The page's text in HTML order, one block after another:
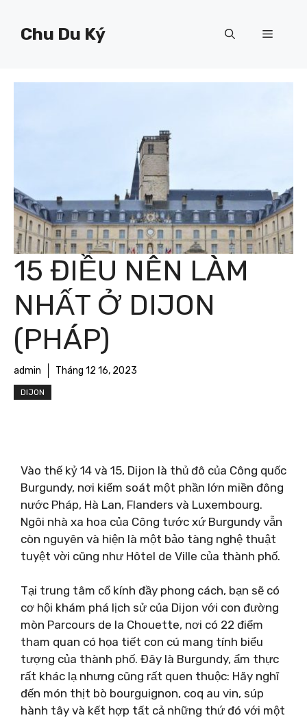
Chu Du Ký Menu
15 ĐIỀU NÊN LÀM
NHẤT Ở DIJON
(PHÁP)
admin Tháng 12 16, 2023
DIJON
Vào thế kỷ 14 và 15, Dijon là thủ đô của Công quốc
Burgundy, nơi kiểm soát một phần lớn miền đông
nước Pháp, Hà Lan, Flanders và Luxembourg.
Ngôi nhà xa hoa của Công tước xứ Burgundy vẫn
còn nguyên và hiện là một bảo tàng nghệ thuật
tuyệt vời cũng như Hôtel de Ville của thành phố.
Tại trung tâm cổ kính đầy phong cách, bạn sẽ có
cơ hội khám phá lịch sử của Dijon với con đường
mòn Parcours de la Chouette, nơi có 22 điểm
tham quan có họa tiết con cú mang tính biểu
tượng của thành phố. Đây là Burgundy, ẩm thực
rất khác lạ nhưng cũng rất quen thuộc: Hãy nghĩ
đến món thịt bò bourguignon, coq au vin, súp
hành tây và kết hợp tất cả những thứ đó với một